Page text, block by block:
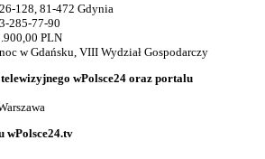
128, 81-472 Gdynia
285-77-90
PLN
w Gdańsku, VIII Wydział Gospodarczy
wPolsce24 oraz portalu
wPolsce24.tv